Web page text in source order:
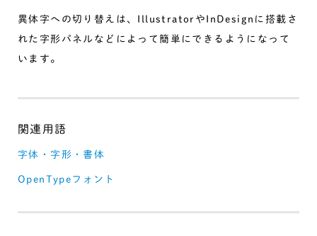
異体字への切り替えは、IllustratorやInDesignに搭載さ
れた字形パネルなどによって簡単にできるようになって
います。
字体・字形・書体
OpenTypeフォント